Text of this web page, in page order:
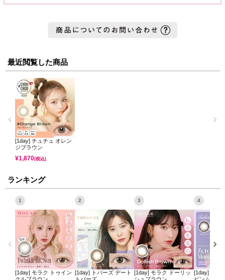
最近閲覧した商品
[1day] チュチュ オレン
ジブラウン
¥1,870(税込)
ランキング
1
[1day] モラク トゥイン
クルブラウン
2
[1day] トパーズ デート
トパーズ
3
[1day] モラク ドーリッ
シュブラウン
4
[1day] ミレ
ピンムーン